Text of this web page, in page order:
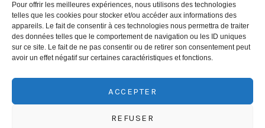
Pour offrir les meilleures expériences, nous utilisons des technologies
telles que les cookies pour stocker et/ou accéder aux informations des
appareils. Le fait de consentir à ces technologies nous permettra de traiter
des données telles que le comportement de navigation ou les ID uniques
sur ce site. Le fait de ne pas consentir ou de retirer son consentement peut
avoir un effet négatif sur certaines caractéristiques et fonctions.
ACCEPTER
REFUSER
Recherche